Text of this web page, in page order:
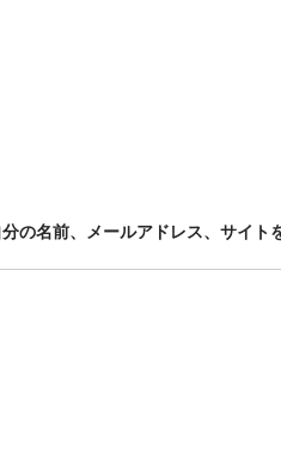
の名前、メールアドレス、サイト